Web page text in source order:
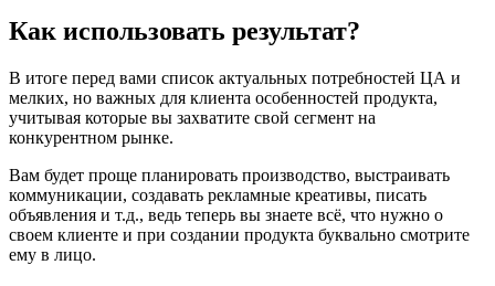
Как использовать результат?
В итоге перед вами список актуальных потребностей ЦА и
мелких, но важных для клиента особенностей продукта,
учитывая которые вы захватите свой сегмент на
конкурентном рынке.
Вам будет проще планировать производство, выстраивать
коммуникации, создавать рекламные креативы, писать
объявления и т.д., ведь теперь вы знаете всё, что нужно о
своем клиенте и при создании продукта буквально смотрите
ему в лицо.